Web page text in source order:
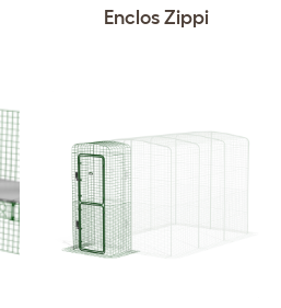
Enclos Zippi